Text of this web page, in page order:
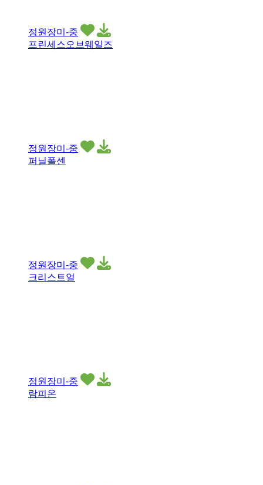
정원장미-중
프린세스오브웨일즈
정원장미-중
퍼닐폴센
정원장미-중
크리스트얼
정원장미-중
람피온